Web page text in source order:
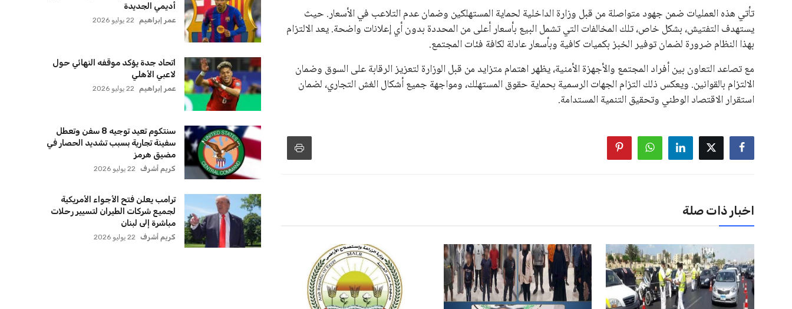
تأتي هذه العمليات ضمن جهود متواصلة من قبل وزارة الداخلية لحماية المستهلكين وضمان عدم التلاعب في الأسعار. حيث
يستهدف التفتيش، بشكل خاص، تلك المخالفات التي تشمل البيع بأسعار أعلى من المحددة بدون أي إعلانات واضحة. يعد الالتزام
بهذا النظام ضرورة لضمان توفير الخبز بكميات كافية وبأسعار عادلة لكافة فئات المجتمع.
مع تصاعد التعاون بين أفراد المجتمع والأجهزة الأمنية، يظهر اهتمام متزايد من قبل الوزارة لتعزيز الرقابة على السوق وضمان
الالتزام بالقوانين. ويعكس ذلك التزام الجهات الرسمية بحماية حقوق المستهلك، ومواجهة جميع أشكال الغش التجاري، لضمان
استقرار الاقتصاد الوطني وتحقيق التنمية المستدامة.
اخبار ذات صلة
أديمي الجديدة
عمر إبراهيم 22 يوليو 2026
اتحاد جدة يؤكد موقفه النهائي حول
لاعبي الأهلي
عمر إبراهيم 22 يوليو 2026
سنتكوم تعيد توجيه 8 سفن وتعطل
سفينة تجارية بسبب تشديد الحصار في
مضيق هرمز
كريم أشرف 22 يوليو 2026
ترامب يعلن فتح الأجواء الأمريكية
لجميع شركات الطيران لتسيير رحلات
مباشرة إلى لبنان
كريم أشرف 22 يوليو 2026